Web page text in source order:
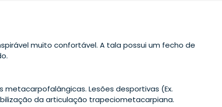
muito confortável. A tala possui um fecho de
Lesões desportivas (Ex.
da articulação trapeciometacarpiana.